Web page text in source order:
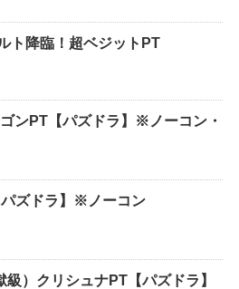
ト降臨！超ベジットPT
ンPT【パズドラ】※ノーコン・
ズドラ】※ノーコン
）クリシュナPT【パズドラ】